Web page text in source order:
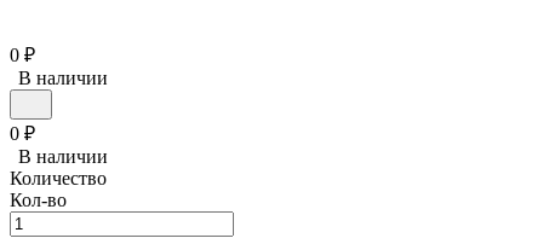
0 ₽
В наличии
0 ₽
В наличии
Количество
Кол-во